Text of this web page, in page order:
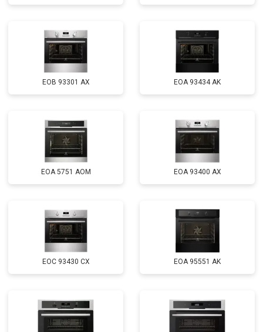
EOB 93301 AX EOA 93434 AK
EOA 5751 AOM EOA 93400 AX
EOC 93430 CX EOA 95551 AK